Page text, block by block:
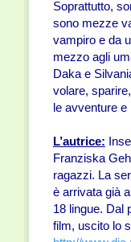
Soprattutto,
sono mezze
vampiro e da
mezzo agli
Daka e
volare,
le avventure e
L’autrice:
Franziska
ragazzi. La
è arrivata già
18 lingue. Dal
film, uscito lo